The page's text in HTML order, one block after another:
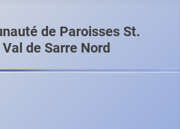
de Paroisses St.
de Sarre Nord